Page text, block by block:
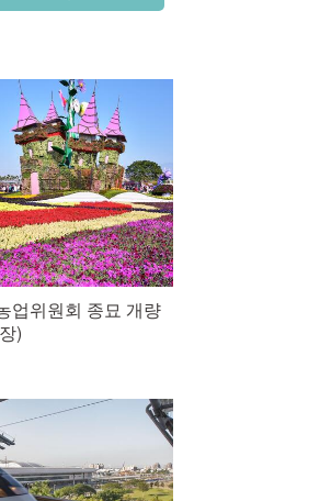
업위원회 종묘 개량
)